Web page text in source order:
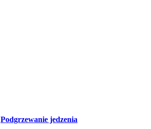
Podgrzewanie jedzenia